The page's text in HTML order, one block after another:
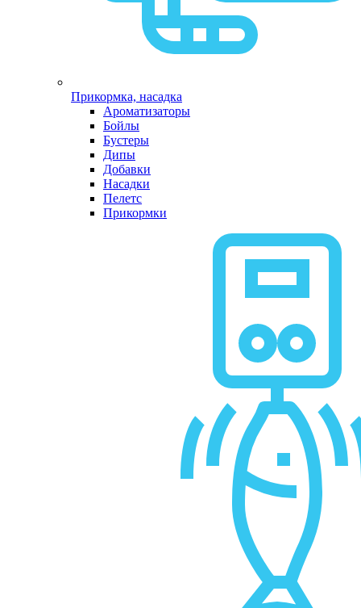
Прикормка, насадка
Ароматизаторы
Бойлы
Бустеры
Дипы
Добавки
Насадки
Пелетс
Прикормки